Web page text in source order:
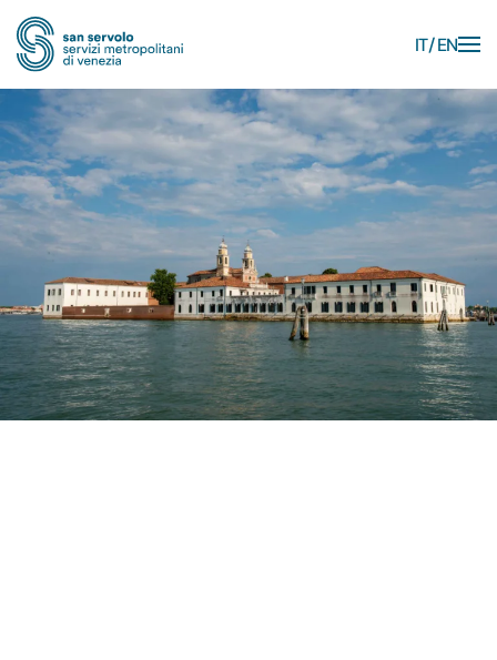
Skip to main content
IT EN